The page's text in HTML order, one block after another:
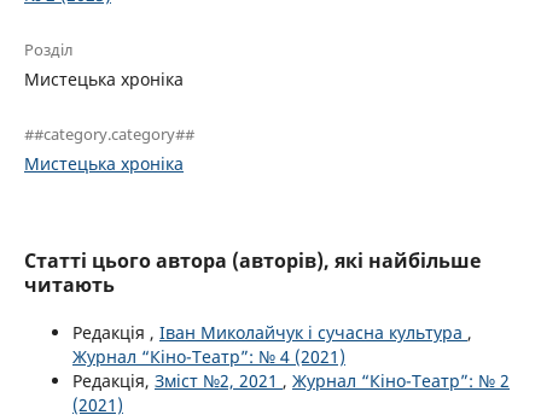
Розділ
Мистецька хроніка
##category.category##
Мистецька хроніка
Статті цього автора (авторів), які найбільше
читають
Редакція , Іван Миколайчук і сучасна культура ,
Журнал “Кіно-Театр”: № 4 (2021)
Редакція, Зміст №2, 2021 , Журнал “Кіно-Театр”: № 2
(2021)